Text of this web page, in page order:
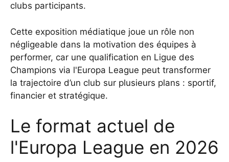
clubs participants.
Cette exposition médiatique joue un rôle non
négligeable dans la motivation des équipes à
performer, car une qualification en Ligue des
Champions via l'Europa League peut transformer
la trajectoire d’un club sur plusieurs plans : sportif,
financier et stratégique.
Le format actuel de
l'Europa League en 2026